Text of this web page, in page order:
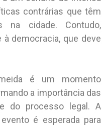
contrárias que têm
na cidade. Contudo,
democracia, que deve
é um momento
a importância das
do processo legal. A
é esperada para